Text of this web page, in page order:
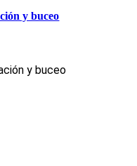
y buceo
y buceo